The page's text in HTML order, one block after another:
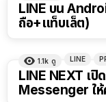
LINE บน
ถือ+แท็บเล็ต)
1.1k ดู LINE
LINE NEXT เ
Messenger ให้